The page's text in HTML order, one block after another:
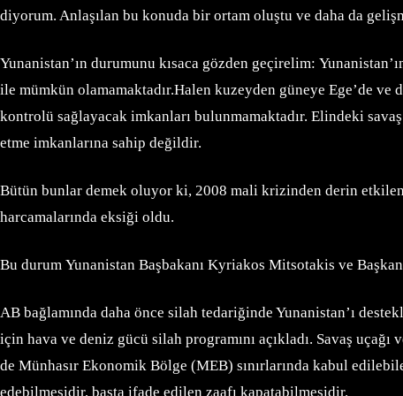
diyorum. Anlaşılan bu konuda bir ortam oluştu ve daha da
Yunanistan’ın durumunu kısaca gözden geçirelim:
ile mümkün olamamaktadır.Halen kuzeyden güneye Ege’de
kontrolü sağlayacak imkanları bulunmamaktadır. Elindeki
etme imkanlarına sahip değildir.
Bütün bunlar demek oluyor ki, 2008 mali krizinden derin
harcamalarında eksiği oldu.
Bu durum Yunanistan Başbakanı Kyriakos Mitsotakis ve
AB bağlamında daha önce silah tedariğinde Yunanistan’ı
için hava ve deniz gücü silah programını açıkladı. Savaş
de Münhasır Ekonomik Bölge (MEB) sınırlarında kabul
edebilmesidir, başta ifade edilen zaafı kapatabilmesidir.